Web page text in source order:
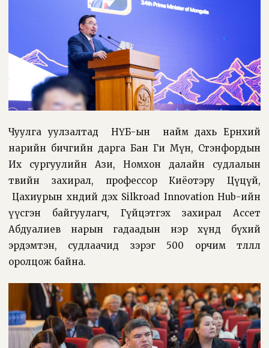
Чуулга уулзалтад НҮБ-ын найм дахь Ерөнхий
нарийн бичгийн дарга Бан Ги Мүн, Стэнфордын
Их сургуулийн Ази, Номхон далайн судлалын
төвийн захирал, профессор Киёотэру Цүцүй,
Цахиурын хөндий дэх Silkroad Innovation Hub-ийн
үүсгэн байгуулагч, Гүйцэтгэх захирал Ассет
Абдуалиев нарын гадаадын нэр хүнд бүхий
эрдэмтэн, судлаачид зэрэг 500 орчим төлөөлөл
оролцож байна.